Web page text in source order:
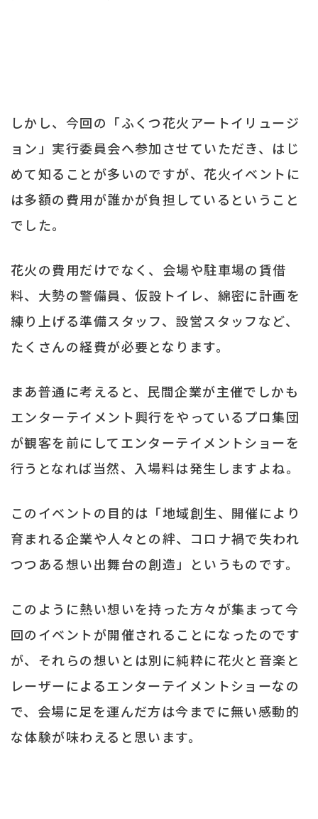
しかし、今回の「ふくつ花火アートイリュージ
ョン」実行委員会へ参加させていただき、はじ
めて知ることが多いのですが、花火イベントに
は多額の費用が誰かが負担しているということ
でした。
花火の費用だけでなく、会場や駐車場の賃借
料、大勢の警備員、仮設トイレ、綿密に計画を
練り上げる準備スタッフ、設営スタッフなど、
たくさんの経費が必要となります。
まあ普通に考えると、民間企業が主催でしかも
エンターテイメント興行をやっているプロ集団
が観客を前にしてエンターテイメントショーを
行うとなれば当然、入場料は発生しますよね。
このイベントの目的は「地域創生、開催により
育まれる企業や⼈々との絆、コロナ禍で失われ
つつある想い出舞台の創造」というものです。
このように熱い想いを持った方々が集まって今
回のイベントが開催されることになったのです
が、それらの想いとは別に純粋に花火と音楽と
レーザーによるエンターテイメントショーなの
で、会場に足を運んだ方は今までに無い感動的
な体験が味わえると思います。